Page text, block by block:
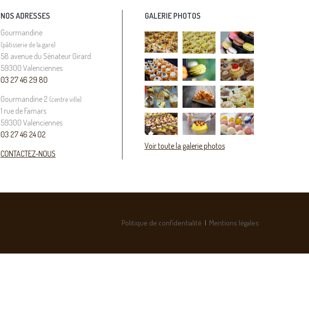
NOS ADRESSES
Gourmandine
(pâtisserie de la gare)
58 avenue du Sénateur Girard
59300 Valenciennes
03 27 46 29 80
Gourmandine 2 (centre ville)
1 rue de Famars
59300 Valenciennes
03 27 46 24 02
CONTACTEZ-NOUS
GALERIE PHOTOS
Voir toute la galerie photos
Politique de confidentialité | Mentions légales